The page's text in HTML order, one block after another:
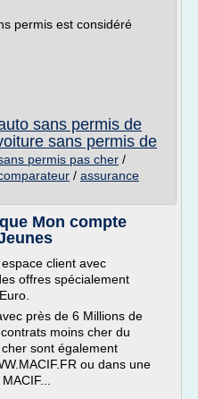
permis est considéré
sans permis de
sans permis de
permis pas cher /
/ assurance
Mon compte
client avec
offres spécialement
près de 6 Millions de
moins cher du
sont également
ou dans une